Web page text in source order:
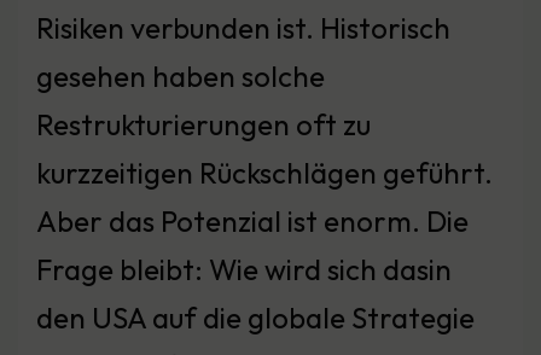
Risiken verbunden ist. Historisch
gesehen haben solche
Restrukturierungen oft zu
kurzzeitigen Rückschlägen geführt.
Aber das Potenzial ist enorm. Die
Frage bleibt: Wie wird sich dasin
den USA auf die globale Strategie